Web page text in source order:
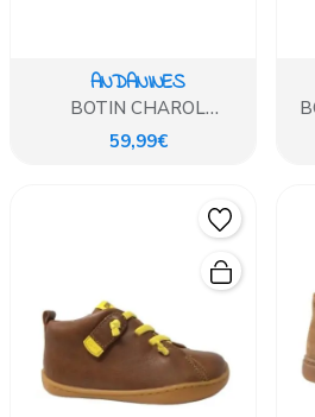
ANDANINES
BOTIN CHAROL
ARRUGADO MOREDA
59,99€